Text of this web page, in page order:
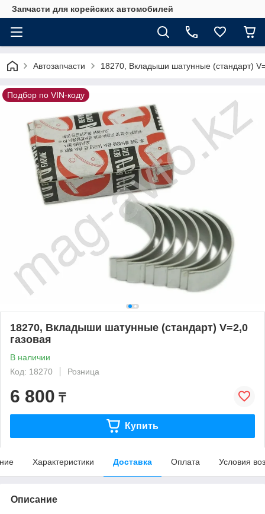
Запчасти для корейских автомобилей
Автозапчасти 18270, Вкладыши шатунные (стандарт)
Подбор по VIN-коду
18270, Вкладыши шатунные (стандарт) V=2,0
газовая
В наличии
Код: 18270
Розница
6 800 ₸
Купить
Характеристики Доставка Оплата Условия
Описание